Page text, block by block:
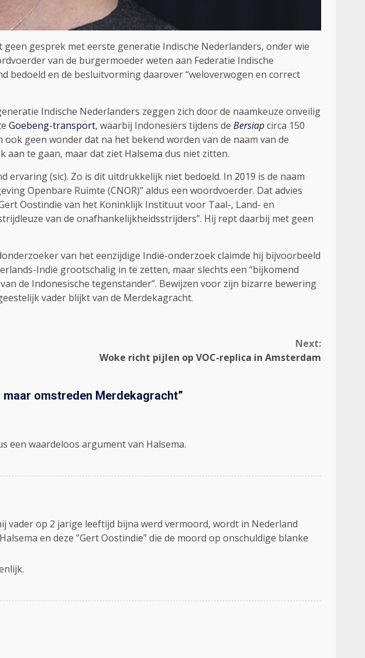
geen gesprek met eerste generatie Indische Nederlanders, onder wie
van de burgermoeder weten aan Federatie Indische
bedoeld en de besluitvorming daarover “weloverwogen en correct
Indische Nederlanders zeggen zich door de naamkeuze onveilig
Goebeng-transport, waarbij Indonesiërs tijdens de Bersiapcirca 150
geen wonder dat na het bekend worden van de naam van de
te gaan, maar dat ziet Halsema dus niet zitten.
(sic). Zo is dit uitdrukkelijk niet bedoeld. In 2019 is de naam
Openbare Ruimte (CNOR)” aldus een woordvoerder. Dat advies
Oostindie van het Koninklijk Instituut voor Taal-, Land- en
van de onafhankelijkheidsstrijders”. Hij rept daarbij met geen
van het eenzijdige Indië-onderzoek claimde hij bijvoorbeeld
Indië grootschalig in te zetten, maar slechts een “bijkomend
de Indonesische tegenstander”. Bewijzen voor zijn bizarre bewering
vader blijkt van de Merdekagracht.
Next:
Woke richt pijlen op VOC-replica in Amsterdam
maar omstreden Merdekagracht”
een waardeloos argument van Halsema.
op 2 jarige leeftijd bijna werd vermoord, wordt in Nederland
en deze ”Gert Oostindie” die de moord op onschuldige blanke